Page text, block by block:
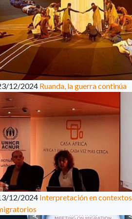
12/2024 Ruanda, la guerra continúa
12/2024 Interpretación en contextos